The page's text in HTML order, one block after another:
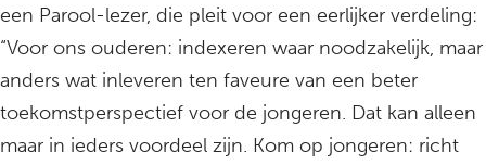
een Parool-lezer, die pleit voor een eerlijker verdeling:
“Voor ons ouderen: indexeren waar noodzakelijk, maar
anders wat inleveren ten faveure van een beter
toekomstperspectief voor de jongeren. Dat kan alleen
maar in ieders voordeel zijn. Kom op jongeren: richt